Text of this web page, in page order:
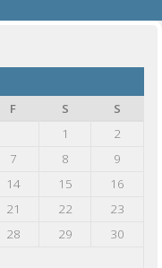
F S
S
1
2
7 8
9
14 15
16
21 22
23
28 29
30